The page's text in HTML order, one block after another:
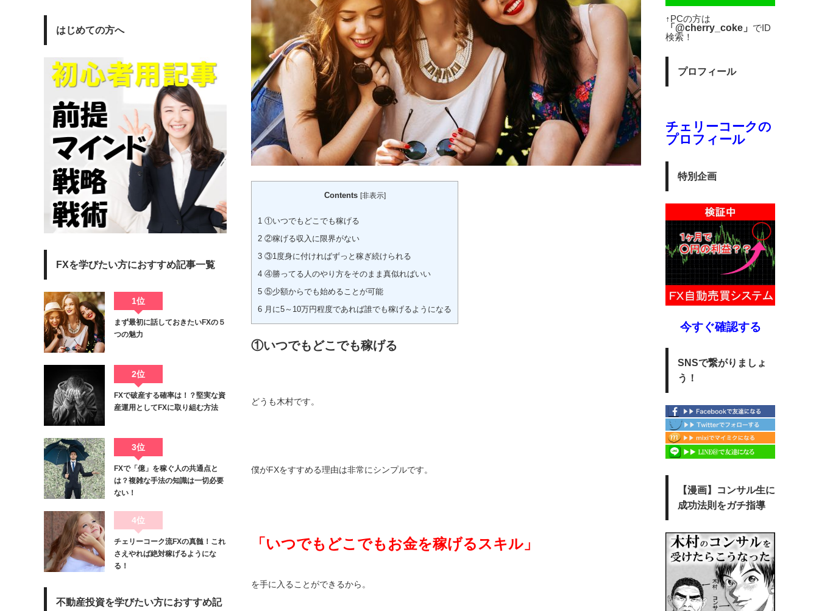
Contents [非表示]
1 ①いつでもどこでも稼げる
2 ②稼げる収入に限界がない
3 ③1度身に付ければずっと稼ぎ続けられる
4 ④勝ってる人のやり方をそのまま真似ればいい
5 ⑤少額からでも始めることが可能
6 月に5～10万円程度であれば誰でも稼げるようになる
①いつでもどこでも稼げる
どうも木村です。
僕がFXをすすめる理由は非常にシンプルです。
「いつでもどこでもお金を稼げるスキル」
を手に入ることができるから。
はじめての方へ
FXを学びたい方におすすめ記事一覧
1位
まず最初に話しておきたいFXの５
つの魅力
2位
FXで破産する確率は！？堅実な資
産運用としてFXに取り組む方法
3位
FXで「億」を稼ぐ人の共通点と
は？複雑な手法の知識は一切必要
ない！
4位
チェリーコーク流FXの真髄！これ
さえやれば絶対稼げるようにな
る！
不動産投資を学びたい方におすすめ記
↑PCの方は
「@cherry_coke」 でID
検索！
プロフィール
チェリーコークの
プロフィール
特別企画
今すぐ確認する
SNSで繋がりましょ
う！
【漫画】コンサル生に
成功法則をガチ指導